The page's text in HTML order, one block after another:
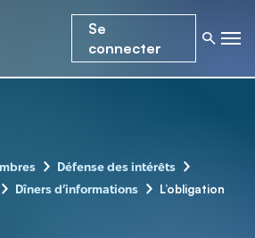
Se
connecter
– Défense des intérêts –
– Dîners d’informations –
L’obligation